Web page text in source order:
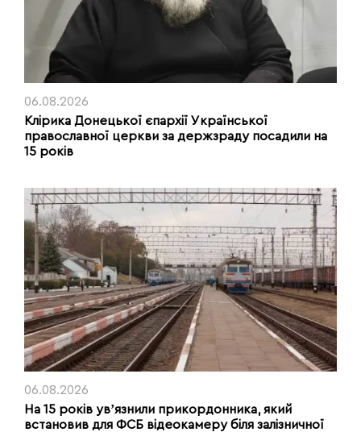
06.08.2026
Клірика Донецької єпархії Української
православної церкви за держзраду посадили на
15 років
06.08.2026
На 15 років увʼязнили прикордонника, який
встановив для ФСБ відеокамеру біля залізничної